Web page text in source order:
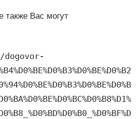
также Вас могут